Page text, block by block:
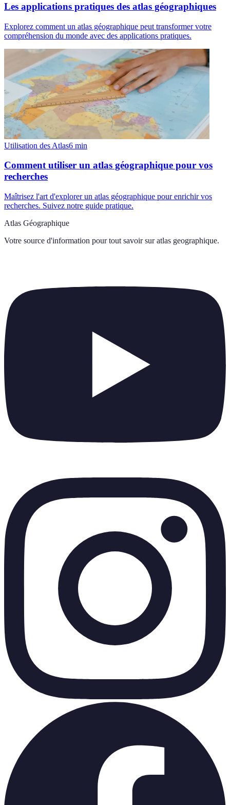
Les applications pratiques des atlas géographiques
Explorez comment un atlas géographique peut transformer votre
compréhension du monde avec des applications pratiques.
Utilisation des Atlas6 min
Comment utiliser un atlas géographique pour vos
recherches
Maîtrisez l'art d'explorer un atlas géographique pour enrichir vos
recherches. Suivez notre guide pratique.
Atlas Géographique
Votre source d'information pour tout savoir sur atlas geographique.